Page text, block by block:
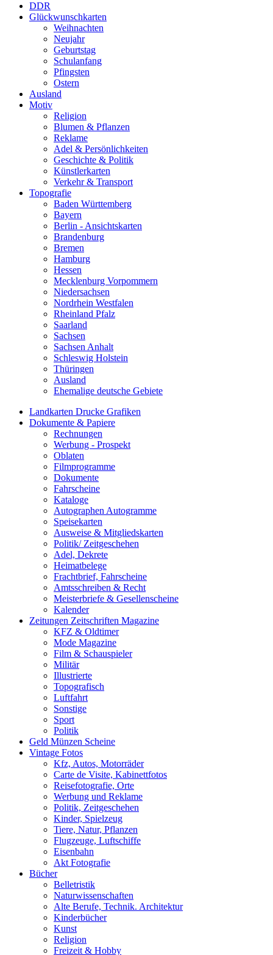
DDR
Glückwunschkarten
Weihnachten
Neujahr
Geburtstag
Schulanfang
Pfingsten
Ostern
Ausland
Motiv
Religion
Blumen & Pflanzen
Reklame
Adel & Persönlichkeiten
Geschichte & Politik
Künstlerkarten
Verkehr & Transport
Topografie
Baden Württemberg
Bayern
Berlin - Ansichtskarten
Brandenburg
Bremen
Hamburg
Hessen
Mecklenburg Vorpommern
Niedersachsen
Nordrhein Westfalen
Rheinland Pfalz
Saarland
Sachsen
Sachsen Anhalt
Schleswig Holstein
Thüringen
Ausland
Ehemalige deutsche Gebiete
Landkarten Drucke Grafiken
Dokumente & Papiere
Rechnungen
Werbung - Prospekt
Oblaten
Filmprogramme
Dokumente
Fahrscheine
Kataloge
Autographen Autogramme
Speisekarten
Ausweise & Mitgliedskarten
Politik/ Zeitgeschehen
Adel, Dekrete
Heimatbelege
Frachtbrief, Fahrscheine
Amtsschreiben & Recht
Meisterbriefe & Gesellenscheine
Kalender
Zeitungen Zeitschriften Magazine
KFZ & Oldtimer
Mode Magazine
Film & Schauspieler
Militär
Illustrierte
Topografisch
Luftfahrt
Sonstige
Sport
Politik
Geld Münzen Scheine
Vintage Fotos
Kfz, Autos, Motorräder
Carte de Visite, Kabinettfotos
Reisefotografie, Orte
Werbung und Reklame
Politik, Zeitgeschehen
Kinder, Spielzeug
Tiere, Natur, Pflanzen
Flugzeuge, Luftschiffe
Eisenbahn
Akt Fotografie
Bücher
Belletristik
Naturwissenschaften
Alte Berufe, Technik. Architektur
Kinderbücher
Kunst
Religion
Freizeit & Hobby